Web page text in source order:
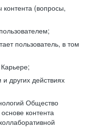
(вопросы,
пользователь, в том
других действиях
Общество
контента